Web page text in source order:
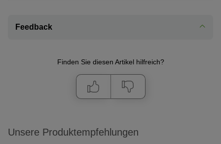
Feedback
Finden Sie diesen Artikel hilfreich?
Unsere Produktempfehlungen